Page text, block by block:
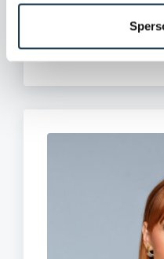
Stan budynku:
Typ okien: PCV